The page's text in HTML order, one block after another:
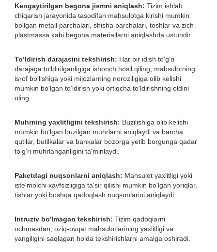
Kengaytirilgan begona jismni aniqlash: Tizim ishlab
chiqarish jarayonida tasodifan mahsulotga kirishi mumkin
bo'lgan metall parchalari, shisha parchalari, toshlar va zich
plastmassa kabi begona materiallarni aniqlashda ustundir.
Toʻldirish darajasini tekshirish: Har bir idish to'g'ri
darajaga to'ldirilganligiga ishonch hosil qiling, mahsulotning
isrof bo'lishiga yoki mijozlarning noroziligiga olib kelishi
mumkin bo'lgan to'ldirish yoki ortiqcha to'ldirishning oldini
oling.
Muhrning yaxlitligini tekshirish: Buzilishiga olib kelishi
mumkin bo'lgan buzilgan muhrlarni aniqlaydi va barcha
qutilar, butilkalar va bankalar bozorga yetib borgunga qadar
to'g'ri muhrlanganligini ta'minlaydi.
Paketdagi nuqsonlarni aniqlash: Mahsulot yaxlitligi yoki
iste'molchi xavfsizligiga ta'sir qilishi mumkin bo'lgan yoriqlar,
tishlar yoki boshqa qadoqlash nuqsonlarini aniqlaydi.
Intruziv bo'lmagan tekshirish: Tizim qadoqlarni
ochmasdan, oziq-ovqat mahsulotlarining yaxlitligi va
yangiligini saqlagan holda tekshirishlarni amalga oshiradi.